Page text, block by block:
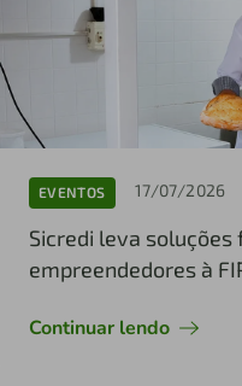
EVENTOS 17/07/2026
Sicredi leva
empreendedores à
Continuar lendo